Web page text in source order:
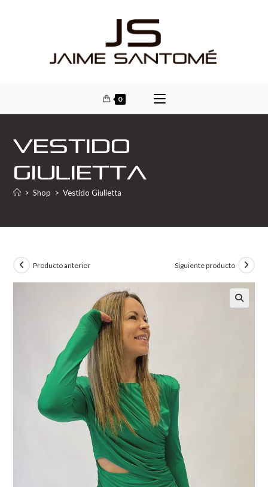
0
Vestido
Giulietta
> Shop > Vestido Giulietta
Producto anterior Siguiente producto